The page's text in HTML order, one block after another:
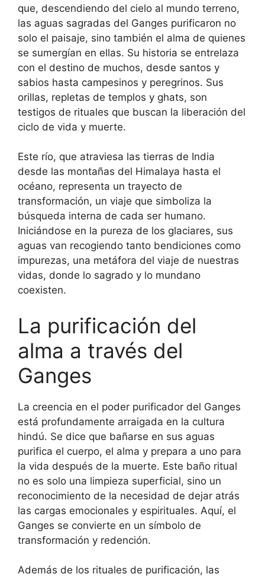
que, descendiendo del cielo al mundo terreno,
las aguas sagradas del Ganges purificaron no
solo el paisaje, sino también el alma de quienes
se sumergían en ellas. Su historia se entrelaza
con el destino de muchos, desde santos y
sabios hasta campesinos y peregrinos. Sus
orillas, repletas de templos y ghats, son
testigos de rituales que buscan la liberación del
ciclo de vida y muerte.
Este río, que atraviesa las tierras de India
desde las montañas del Himalaya hasta el
océano, representa un trayecto de
transformación, un viaje que simboliza la
búsqueda interna de cada ser humano.
Iniciándose en la pureza de los glaciares, sus
aguas van recogiendo tanto bendiciones como
impurezas, una metáfora del viaje de nuestras
vidas, donde lo sagrado y lo mundano
coexisten.
La purificación del
alma a través del
Ganges
La creencia en el poder purificador del Ganges
está profundamente arraigada en la cultura
hindú. Se dice que bañarse en sus aguas
purifica el cuerpo, el alma y prepara a uno para
la vida después de la muerte. Este baño ritual
no es solo una limpieza superficial, sino un
reconocimiento de la necesidad de dejar atrás
las cargas emocionales y espirituales. Aquí, el
Ganges se convierte en un símbolo de
transformación y redención.
Además de los rituales de purificación, las